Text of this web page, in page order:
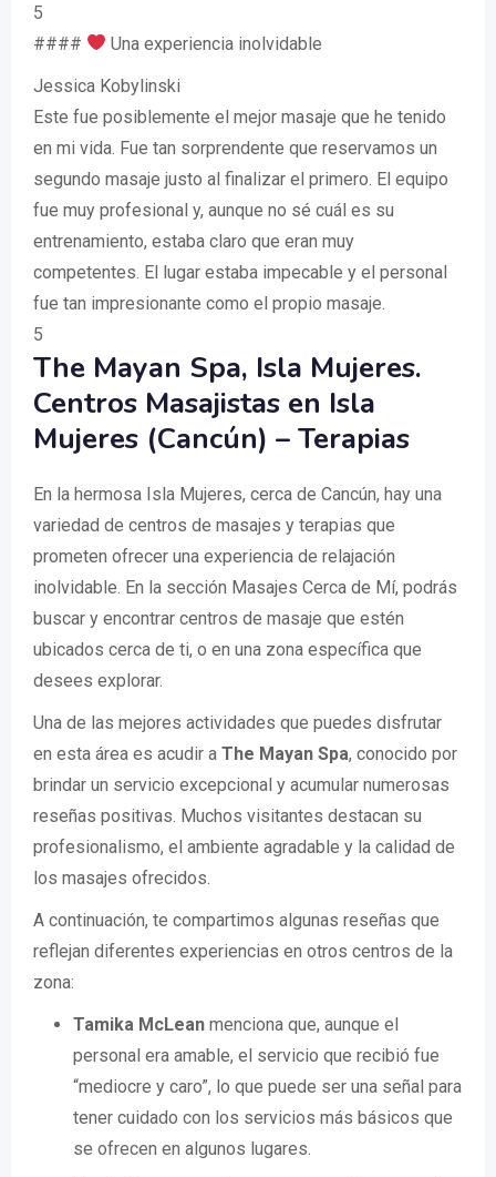
5
####
Una experiencia inolvidable
Jessica Kobylinski
Este fue posiblemente el mejor masaje que he tenido
en mi vida. Fue tan sorprendente que reservamos un
segundo masaje justo al finalizar el primero. El equipo
fue muy profesional y, aunque no sé cuál es su
entrenamiento, estaba claro que eran muy
competentes. El lugar estaba impecable y el personal
fue tan impresionante como el propio masaje.
5
The Mayan Spa, Isla Mujeres.
Centros Masajistas en Isla
Mujeres (Cancún) – Terapias
En la hermosa Isla Mujeres, cerca de Cancún, hay una
variedad de centros de masajes y terapias que
prometen ofrecer una experiencia de relajación
inolvidable. En la sección Masajes Cerca de Mí, podrás
buscar y encontrar centros de masaje que estén
ubicados cerca de ti, o en una zona específica que
desees explorar.
Una de las mejores actividades que puedes disfrutar
en esta área es acudir a The Mayan Spa, conocido por
brindar un servicio excepcional y acumular numerosas
reseñas positivas. Muchos visitantes destacan su
profesionalismo, el ambiente agradable y la calidad de
los masajes ofrecidos.
A continuación, te compartimos algunas reseñas que
reflejan diferentes experiencias en otros centros de la
zona:
Tamika McLean menciona que, aunque el
personal era amable, el servicio que recibió fue
“mediocre y caro”, lo que puede ser una señal para
tener cuidado con los servicios más básicos que
se ofrecen en algunos lugares.